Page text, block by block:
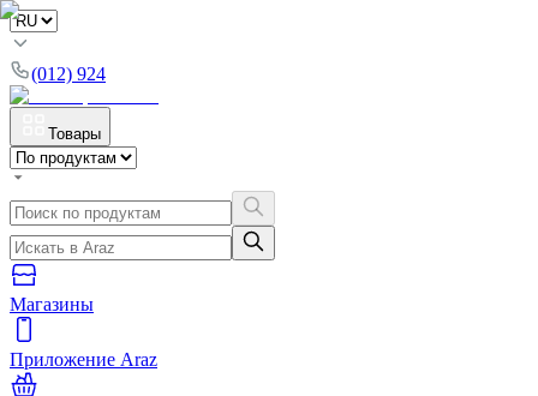
(012) 924
Товары
Магазины
Приложение Araz